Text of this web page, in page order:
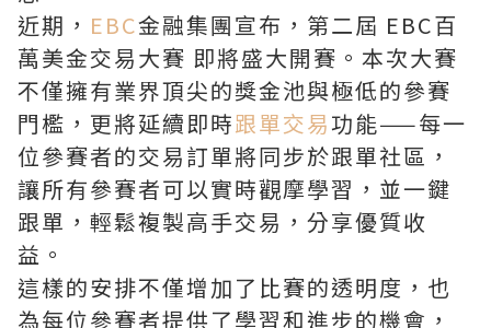
近期， EBC金融集團宣布，第二屆 EBC百
萬美金交易大賽 即將盛大開賽。本次大賽
不僅擁有業界頂尖的獎金池與極低的參賽
門檻，更將延續即時跟單交易功能——每一
位參賽者的交易訂單將同步於跟單社區，
讓所有參賽者可以實時觀摩學習，並一鍵
跟單，輕鬆複製高手交易，分享優質收
益。
這樣的安排不僅增加了比賽的透明度，也
為每位參賽者提供了學習和進步的機會，